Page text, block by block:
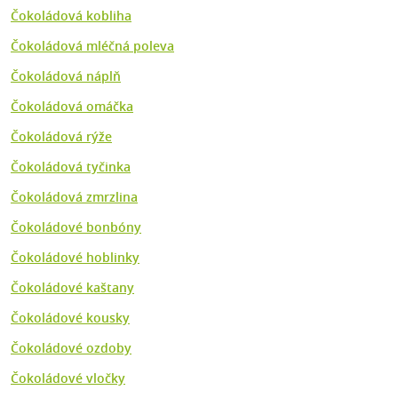
Čokoládová kobliha
Čokoládová mléčná poleva
Čokoládová náplň
Čokoládová omáčka
Čokoládová rýže
Čokoládová tyčinka
Čokoládová zmrzlina
Čokoládové bonbóny
Čokoládové hoblinky
Čokoládové kaštany
Čokoládové kousky
Čokoládové ozdoby
Čokoládové vločky